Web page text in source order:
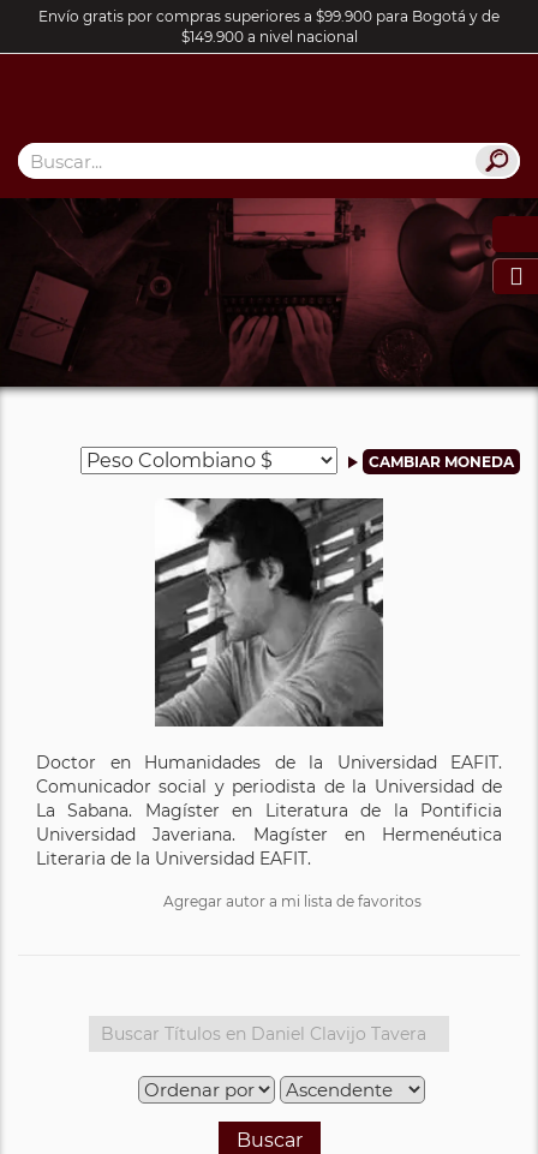
Envío gratis por compras superiores a $99.900 para Bogotá y de
$149.900 a nivel nacional

Doctor en Humanidades de la Universidad EAFIT.
Comunicador social y periodista de la Universidad de
La Sabana. Magíster en Literatura de la Pontificia
Universidad Javeriana. Magíster en Hermenéutica
Literaria de la Universidad EAFIT.
Agregar autor a mi lista de favoritos
Buscar